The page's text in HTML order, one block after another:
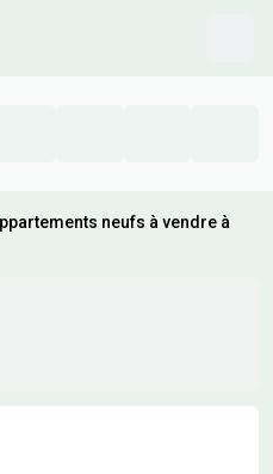
neufs à vendre à